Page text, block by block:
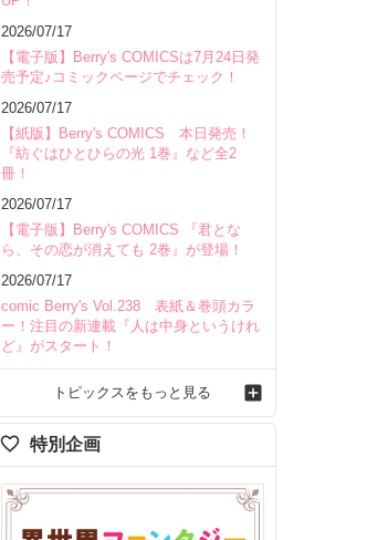
2026/07/17
【電子版】Berry's COMICSは7月24日発
売予定♪コミックページでチェック！
2026/07/17
【紙版】Berry's COMICS 本日発売！
『紡ぐはひとひらの光 1巻』など全2
冊！
2026/07/17
【電子版】Berry's COMICS 『君とな
ら、その恋が消えても 2巻』が登場！
2026/07/17
comic Berry's Vol.238 表紙＆巻頭カラ
ー！注目の新連載『人は中身というけれ
ど』がスタート！
トピックスをもっと見る
特別企画